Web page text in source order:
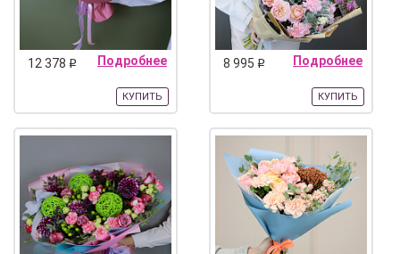
12 378 q Подробнее
КУПИТЬ
8 995 q Подробнее
КУПИТЬ